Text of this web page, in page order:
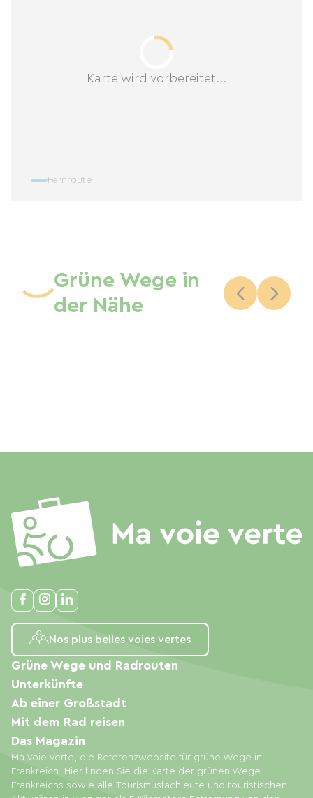
Karte wird vorbereitet...
Fernroute
Grüne Wege in
der Nähe
Nos plus belles voies vertes
Ma Voie Verte, die Referenzwebsite für grüne Wege in
Frankreich. Hier finden Sie die Karte der grünen Wege
Frankreichs sowie alle Tourismusfachleute und touristischen
Grüne Wege und Radrouten
Unterkünfte
Ab einer Großstadt
Mit dem Rad reisen
Das Magazin